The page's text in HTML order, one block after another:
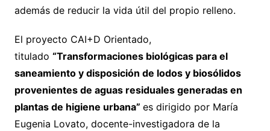
además de reducir la vida útil del propio relleno.
El proyecto CAI+D Orientado,
titulado “Transformaciones biológicas para el
saneamiento y disposición de lodos y biosólidos
provenientes de aguas residuales generadas en
plantas de higiene urbana” es dirigido por María
Eugenia Lovato, docente-investigadora de la